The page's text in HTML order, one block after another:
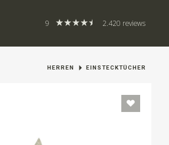
9 2.420 reviews
HERREN EINSTECKTÜCHER